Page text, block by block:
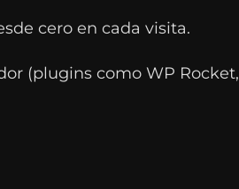
cero en cada visita.
(plugins como WP Rocket,